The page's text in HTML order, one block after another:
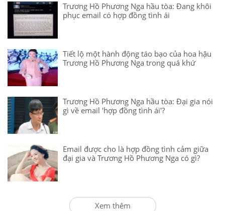
Trương Hồ Phương Nga hầu tòa: Đang khôi
phục email có hợp đồng tình ái
Tiết lộ một hành động táo bạo của hoa hậu
Trương Hồ Phương Nga trong quá khứ
Trương Hồ Phương Nga hầu tòa: Đại gia nói
gì về email 'hợp đồng tình ái'?
Email được cho là hợp đồng tình cảm giữa
đại gia và Trương Hồ Phương Nga có gì?
Xem thêm